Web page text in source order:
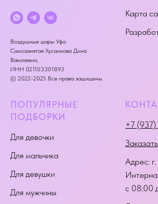
Воздушные шары Уфа
Самозанятая Хусаинова Дина
Вакилевна,
ИНН 021103301893
© 2022-2025 Все права защищены
Карта
ПОПУЛЯРНЫЕ
ПОДБОРКИ
Для девочки
Для мальчика
Для девушки
Для мужчины
+7
Адрес:
с 08:00